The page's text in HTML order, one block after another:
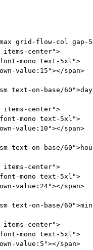
grid-flow-col gap-
center">
font-mono text-5xl">
value:15"></span>
text-on-base/60">
center">
font-mono text-5xl">
value:10"></span>
text-on-base/60">
center">
font-mono text-5xl">
value:24"></span>
text-on-base/60">min
center">
font-mono text-5xl">
value:5"></span>